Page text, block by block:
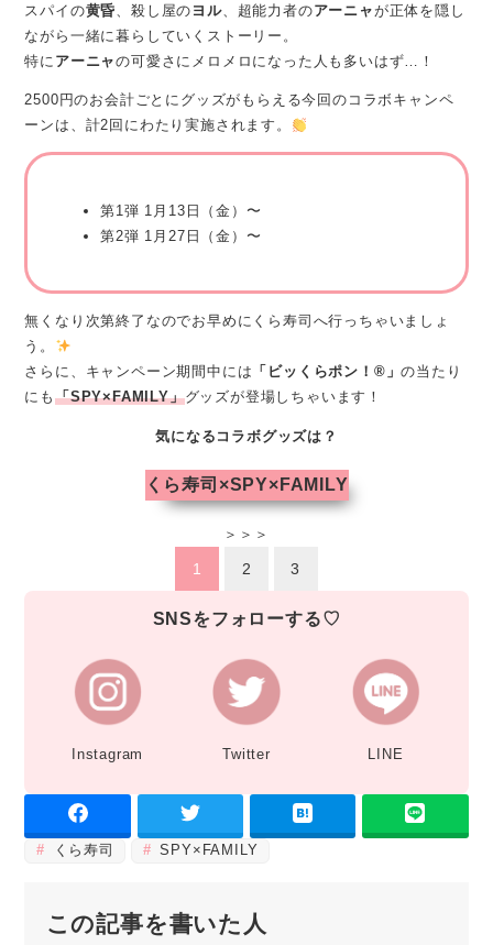
スパイの黄昏 、殺し屋の ヨル、超能力者のアーニャが正体を隠し
ながら一緒に暮らしていくストーリー。
特に アーニャの可愛さにメロメロになった人も多いはず…！
2500円のお会計ごとにグッズがもらえる今回のコラボキャンペ
ーンは、計2回にわたり実施されます。
第1弾 1月13日（金）〜
第2弾 1月27日（金）〜
無くなり次第終了なのでお早めにくら寿司へ行っちゃいましょ
う。
さらに、キャンペーン期間中には 「ビッくらポン！®」の当たり
にも 「SPY×FAMILY」グッズが登場しちゃいます！
気になるコラボグッズは？
くら寿司×SPY×FAMILY
＞＞＞
1 2 3
SNSをフォローする♡
Instagram Twitter LINE
くら寿司 SPY×FAMILY
この記事を書いた人